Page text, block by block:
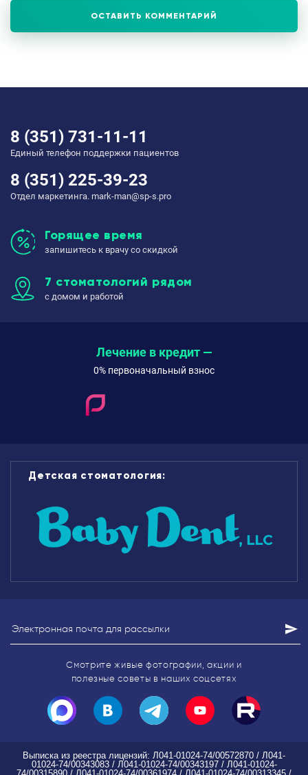
ОСТАВИТЬ КОММЕНТАРИЙ
Горящее время
запишитесь к врачу со скидкой
7 стоматологий рядом
с домом и работой
Лечение в кредит —
0% первоначальный взнос
8 (351) 731-11-11
Единый телефон поддержки пациентов
8 (351) 225-39-23
Отдел маркетинга. mark-man@sp-s.pro
Детская стоматология:
Смотрите живые фотографии, акции и
полезные советы в наших соцсетях
Выписка из реестра лицензий: Л041-01024-74/00572870 / Л041-
01024-74/00343083 / Л041-01024-74/00343197 / Л041-01024-